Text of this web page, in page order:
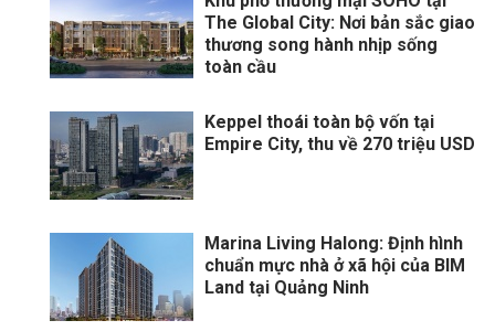
The Global City: Nơi bản sắc giao
thương song hành nhịp sống
toàn cầu
Keppel thoái toàn bộ vốn tại
Empire City, thu về 270 triệu USD
Marina Living Halong: Định hình
chuẩn mực nhà ở xã hội của BIM
Land tại Quảng Ninh